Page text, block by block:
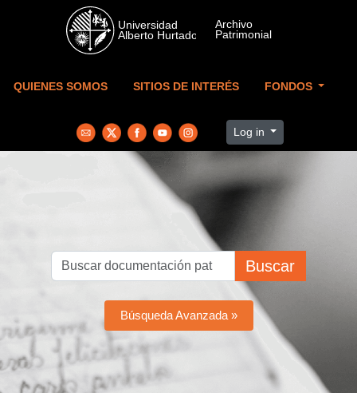
Skip to main content
QUIENES SOMOS SITIOS DE INTERÉS FONDOS
Log in
Buscar
Búsqueda Avanzada »